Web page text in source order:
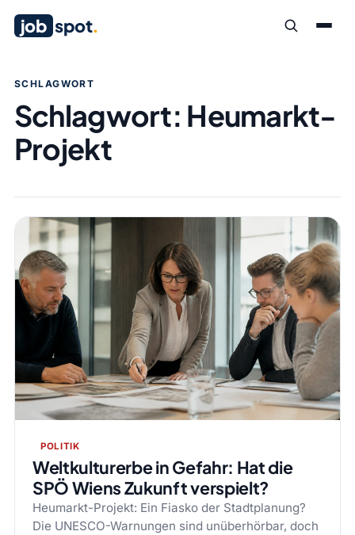
job spot.
SCHLAGWORT
Schlagwort: Heumarkt-
Projekt
POLITIK
Weltkulturerbe in Gefahr: Hat die
SPÖ Wiens Zukunft verspielt?
Heumarkt-Projekt: Ein Fiasko der Stadtplanung?
Die UNESCO-Warnungen sind unüberhörbar, doch